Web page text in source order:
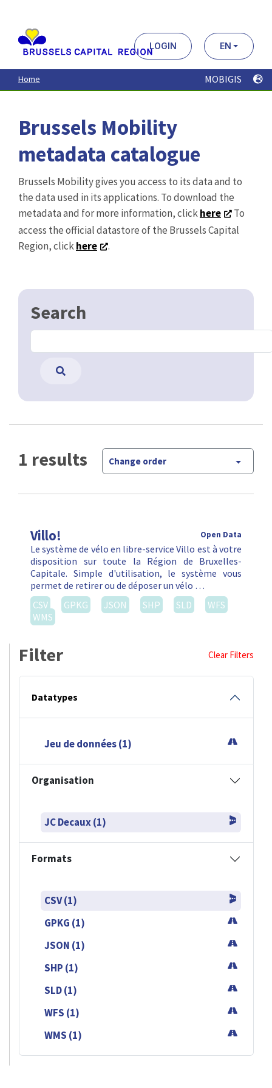
contenu
principal
LOGIN EN
Home MOBIGIS
Brussels Mobility
metadata catalogue
Brussels Mobility gives you access to its data and to
the data used in its applications. To download the
metadata and for more information, clickhere
To
access the official datastore of the Brussels Capital
Region, clickhere .
Search
1 results Change order
Villo! Open Data
Le système de vélo en libre-service Villo est à votre
disposition sur toute la Région de Bruxelles-
Capitale. Simple d'utilisation, le système vous
permet de retirer ou de déposer un vélo …
CSV
GPKG JSON SHP SLD
WFS
WMS
Filter Clear Filters
Datatypes
Jeu de données (1)
Organisation
JC Decaux (1)
Formats
CSV (1)
GPKG (1)
JSON (1)
SHP (1)
SLD (1)
WFS (1)
WMS (1)